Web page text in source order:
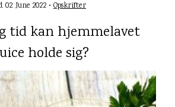
02. June 2022 • Opskrifter
tid kan hjemmelavet
holde sig?